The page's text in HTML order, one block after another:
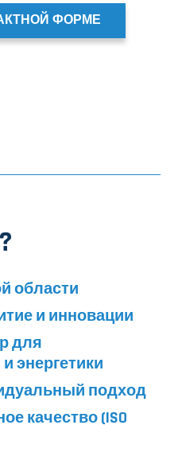
ФОРМЕ
области
и инновации
для
энергетики
подход
качество (ISO